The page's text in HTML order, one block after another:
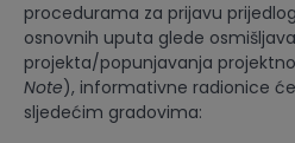
procedurama za prijavu
osnovnih uputa glede
projekta/popunjavanja
Note), informativne radionice
sljedećim gradovima: